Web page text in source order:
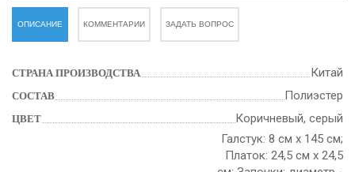
ОПИСАНИЕ КОММЕНТАРИИ ЗАДАТЬ ВОПРОС
СТРАНА ПРОИЗВОДСТВА Китай
СОСТАВ Полиэстер
ЦВЕТ Коричневый, серый
Галстук: 8 см х 145 см;
Платок: 24,5 см х 24,5